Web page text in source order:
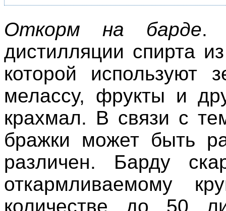
Откорм на барде.
дистилляции спирта
которой используют
мелассу, фрукты и
крахмал. В связи с
бражки может быть
различен. Барду
откармливаемому
количестве до 50